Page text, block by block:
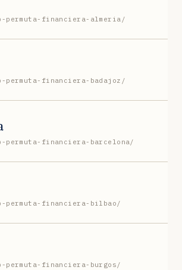
permuta-financiera-almeria/
permuta-financiera-badajoz/
permuta-financiera-barcelona/
permuta-financiera-bilbao/
permuta-financiera-burgos/